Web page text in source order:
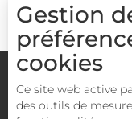
Groupes
Mentions
Gestion
cookies
Ce site web active
des outils de